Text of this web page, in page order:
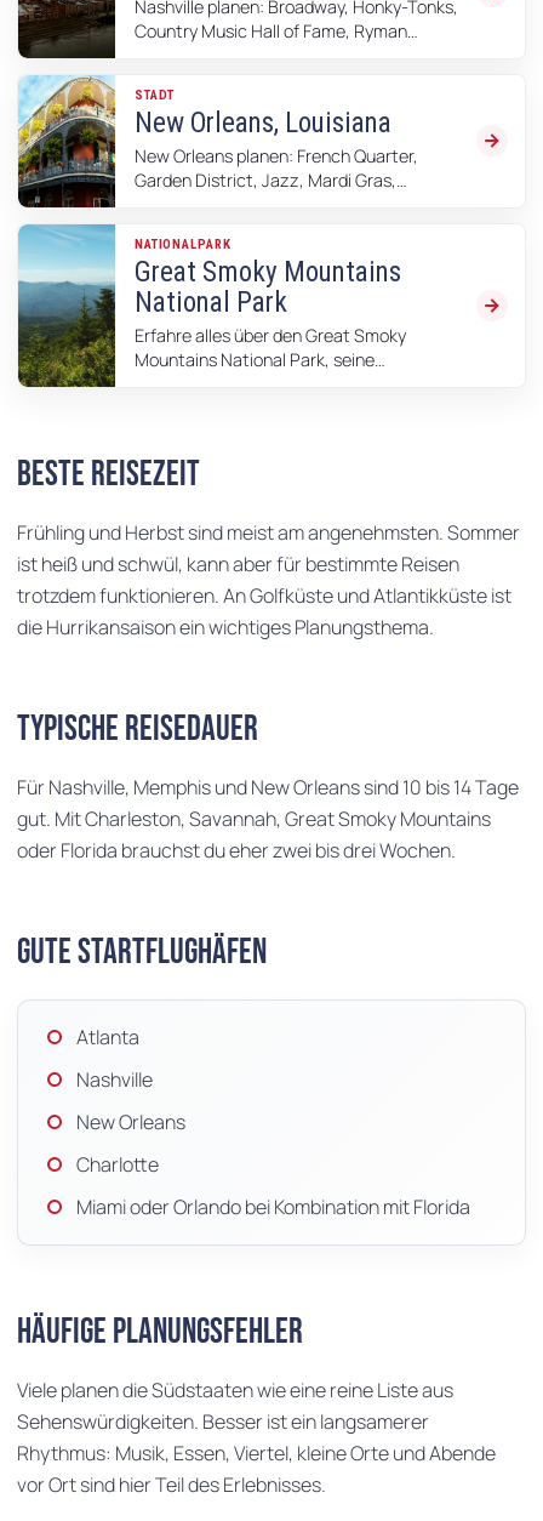
Nashville planen: Broadway, Honky-Tonks,
Country Music Hall of Fame, Ryman
STADT
New Orleans, Louisiana
New Orleans planen: French Quarter,
Garden District, Jazz, Mardi Gras,
NATIONALPARK
Great Smoky Mountains
National Park
Erfahre alles über den Great Smoky
Mountains National Park, seine
Beste Reisezeit
Frühling und Herbst sind meist am angenehmsten. Sommer
ist heiß und schwül, kann aber für bestimmte Reisen
trotzdem funktionieren. An Golfküste und Atlantikküste ist
die Hurrikansaison ein wichtiges Planungsthema.
Typische Reisedauer
Für Nashville, Memphis und New Orleans sind 10 bis 14 Tage
gut. Mit Charleston, Savannah, Great Smoky Mountains
oder Florida brauchst du eher zwei bis drei Wochen.
Gute Startflughäfen
Atlanta
Nashville
New Orleans
Charlotte
Miami oder Orlando bei Kombination mit Florida
Häufige Planungsfehler
Viele planen die Südstaaten wie eine reine Liste aus
Sehenswürdigkeiten. Besser ist ein langsamerer
Rhythmus: Musik, Essen, Viertel, kleine Orte und Abende
vor Ort sind hier Teil des Erlebnisses.